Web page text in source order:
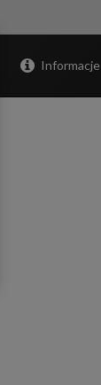
Informacje